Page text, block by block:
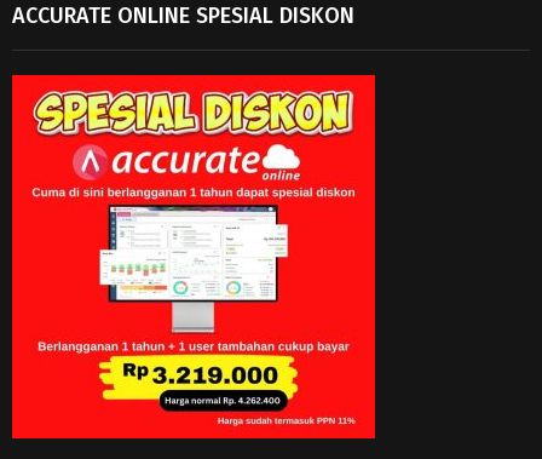
ACCURATE ONLINE SPESIAL DISKON